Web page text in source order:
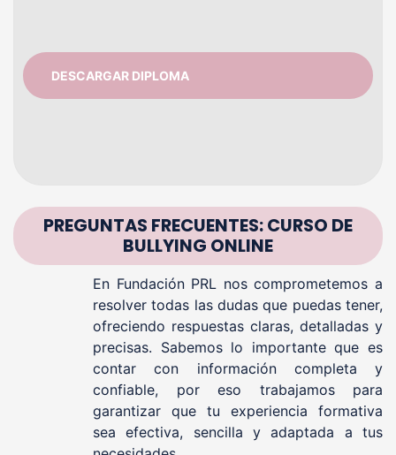
DESCARGAR DIPLOMA
PREGUNTAS FRECUENTES: CURSO DE
BULLYING ONLINE
En Fundación PRL nos comprometemos a
resolver todas las dudas que puedas tener,
ofreciendo respuestas claras, detalladas y
precisas. Sabemos lo importante que es
contar con información completa y
confiable, por eso trabajamos para
garantizar que tu experiencia formativa
sea efectiva, sencilla y adaptada a tus